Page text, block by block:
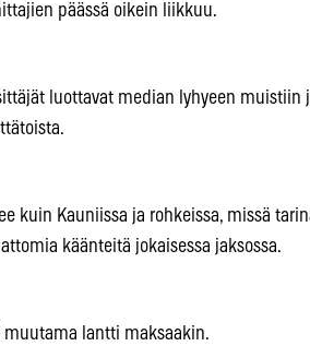
päässä oikein liikkuu.
luottavat median lyhyeen muistiin
kuin Kauniissa ja rohkeissa, missä
käänteitä jokaisessa jaksossa.
lantti maksaakin.